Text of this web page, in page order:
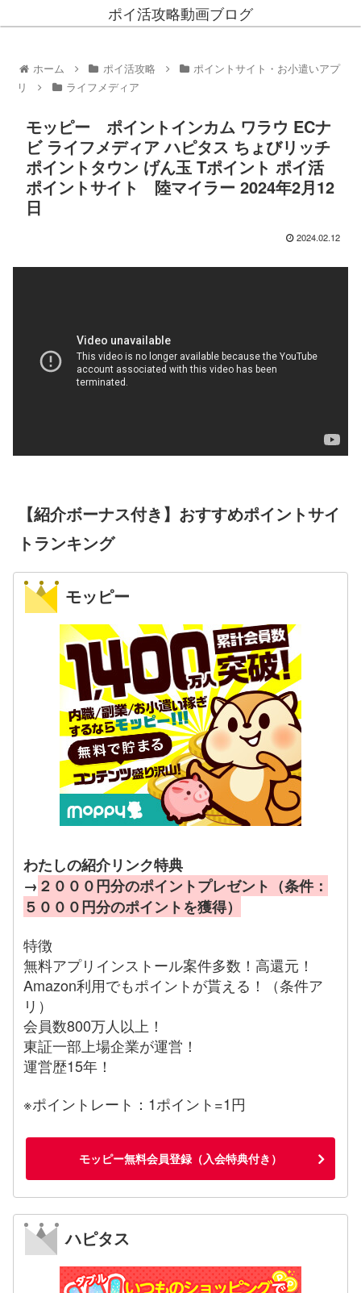
ポイ活攻略動画ブログ
ホーム ポイ活攻略
ポイントサイト・お小遣いアプ
リ
ライフメディア
モッピー ポイントインカム ワラウ ECナ
ビ ライフメディア ハピタス ちょびリッチ
ポイントタウン げん玉 Tポイント ポイ活
ポイントサイト 陸マイラー 2024年2月12
日
2024.02.12
【紹介ボーナス付き】おすすめポイントサイ
トランキング
モッピー
わたしの紹介リンク特典
→ ２０００円分のポイントプレゼント（条件：
５０００円分のポイントを獲得）
特徴
無料アプリインストール案件多数！高還元！
Amazon利用でもポイントが貰える！（条件ア
リ）
会員数800万人以上！
東証一部上場企業が運営！
運営歴15年！
※ポイントレート：1ポイント=1円
モッピー無料会員登録（入会特典付き）
ハピタス